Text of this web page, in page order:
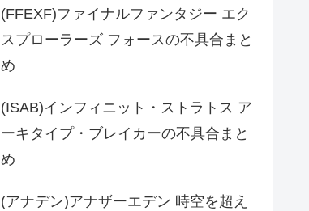
(FFEXF)ファイナルファンタジー エク
スプローラーズ フォースの不具合まと
め
(ISAB)インフィニット・ストラトス ア
ーキタイプ・ブレイカーの不具合まと
め
(アナデン)アナザーエデン 時空を超え